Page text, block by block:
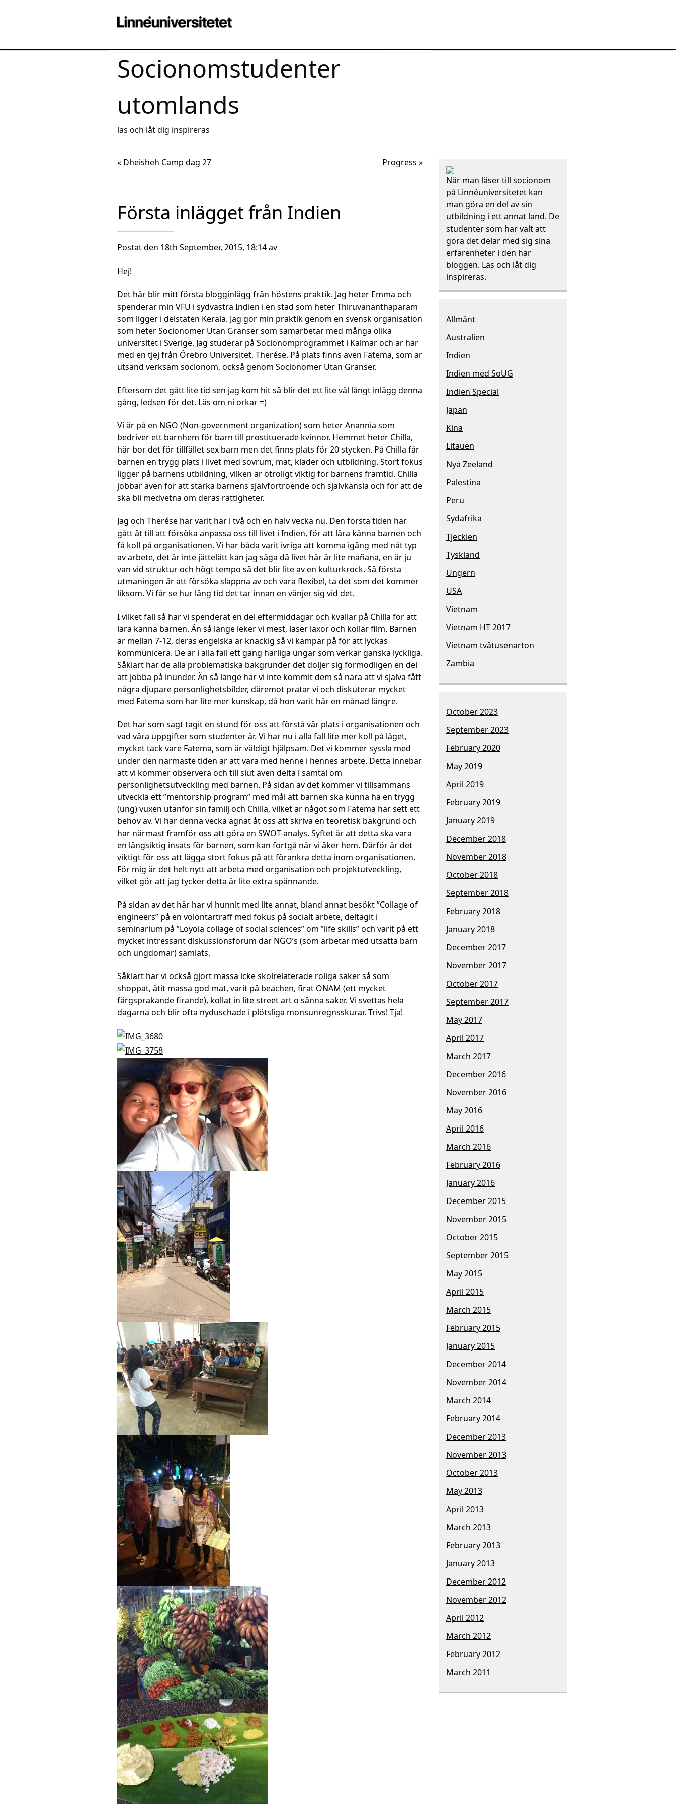
Socionomstudenter
utomlands
läs och låt dig inspireras
« Dheisheh Camp dag 27 Progress »
Första inlägget från Indien
Postat den 18th September, 2015, 18:14 av
Hej!
Det här blir mitt första blogginlägg från höstens praktik. Jag heter Emma och
spenderar min VFU i sydvästra Indien i en stad som heter Thiruvananthaparam
som ligger i delstaten Kerala. Jag gör min praktik genom en svensk organisation
som heter Socionomer Utan Gränser som samarbetar med många olika
universitet i Sverige. Jag studerar på Socionomprogrammet i Kalmar och är här
med en tjej från Örebro Universitet, Therése. På plats finns även Fatema, som är
utsänd verksam socionom, också genom Socionomer Utan Gränser.
Eftersom det gått lite tid sen jag kom hit så blir det ett lite väl långt inlägg denna
gång, ledsen för det. Läs om ni orkar =)
Vi är på en NGO (Non-government organization) som heter Anannia som
bedriver ett barnhem för barn till prostituerade kvinnor. Hemmet heter Chilla,
här bor det för tillfället sex barn men det finns plats för 20 stycken. På Chilla får
barnen en trygg plats i livet med sovrum, mat, kläder och utbildning. Stort fokus
ligger på barnens utbildning, vilken är otroligt viktig för barnens framtid. Chilla
jobbar även för att stärka barnens självförtroende och självkänsla och för att de
ska bli medvetna om deras rättigheter.
Jag och Therése har varit här i två och en halv vecka nu. Den första tiden har
gått åt till att försöka anpassa oss till livet i Indien, för att lära känna barnen och
få koll på organisationen. Vi har båda varit ivriga att komma igång med nåt typ
av arbete, det är inte jättelätt kan jag säga då livet här är lite mañana, en är ju
van vid struktur och högt tempo så det blir lite av en kulturkrock. Så första
utmaningen är att försöka slappna av och vara flexibel, ta det som det kommer
liksom. Vi får se hur lång tid det tar innan en vänjer sig vid det.
I vilket fall så har vi spenderat en del eftermiddagar och kvällar på Chilla för att
lära känna barnen. Än så länge leker vi mest, läser läxor och kollar film. Barnen
är mellan 7-12, deras engelska är knackig så vi kämpar på för att lyckas
kommunicera. De är i alla fall ett gäng härliga ungar som verkar ganska lyckliga.
Såklart har de alla problematiska bakgrunder det döljer sig förmodligen en del
att jobba på inunder. Än så länge har vi inte kommit dem så nära att vi själva fått
några djupare personlighetsbilder, däremot pratar vi och diskuterar mycket
med Fatema som har lite mer kunskap, då hon varit här en månad längre.
Det har som sagt tagit en stund för oss att förstå vår plats i organisationen och
vad våra uppgifter som studenter är. Vi har nu i alla fall lite mer koll på läget,
mycket tack vare Fatema, som är väldigt hjälpsam. Det vi kommer syssla med
under den närmaste tiden är att vara med henne i hennes arbete. Detta innebär
att vi kommer observera och till slut även delta i samtal om
personlighetsutveckling med barnen. På sidan av det kommer vi tillsammans
utveckla ett ”mentorship program” med mål att barnen ska kunna ha en trygg
(ung) vuxen utanför sin familj och Chilla, vilket är något som Fatema har sett ett
behov av. Vi har denna vecka ägnat åt oss att skriva en teoretisk bakgrund och
har närmast framför oss att göra en SWOT-analys. Syftet är att detta ska vara
en långsiktig insats för barnen, som kan fortgå när vi åker hem. Därför är det
viktigt för oss att lägga stort fokus på att förankra detta inom organisationen.
För mig är det helt nytt att arbeta med organisation och projektutveckling,
vilket gör att jag tycker detta är lite extra spännande.
På sidan av det här har vi hunnit med lite annat, bland annat besökt ”Collage of
engineers” på en volontärträff med fokus på socialt arbete, deltagit i
seminarium på ”Loyola collage of social sciences” om ”life skills” och varit på ett
mycket intressant diskussionsforum där NGO’s (som arbetar med utsatta barn
och ungdomar) samlats.
Såklart har vi också gjort massa icke skolrelaterade roliga saker så som
shoppat, ätit massa god mat, varit på beachen, firat ONAM (ett mycket
färgsprakande firande), kollat in lite street art o sånna saker. Vi svettas hela
dagarna och blir ofta nyduschade i plötsliga monsunregnsskurar. Trivs! Tja!
När man läser till socionom
på Linnéuniversitetet kan
man göra en del av sin
utbildning i ett annat land. De
studenter som har valt att
göra det delar med sig sina
erfarenheter i den här
bloggen. Läs och låt dig
inspireras.
Allmänt
Australien
Indien
Indien med SoUG
Indien Special
Japan
Kina
Litauen
Nya Zeeland
Palestina
Peru
Sydafrika
Tjeckien
Tyskland
Ungern
USA
Vietnam
Vietnam HT 2017
Vietnam tvåtusenarton
Zambia
October 2023
September 2023
February 2020
May 2019
April 2019
February 2019
January 2019
December 2018
November 2018
October 2018
September 2018
February 2018
January 2018
December 2017
November 2017
October 2017
September 2017
May 2017
April 2017
March 2017
December 2016
November 2016
May 2016
April 2016
March 2016
February 2016
January 2016
December 2015
November 2015
October 2015
September 2015
May 2015
April 2015
March 2015
February 2015
January 2015
December 2014
November 2014
March 2014
February 2014
December 2013
November 2013
October 2013
May 2013
April 2013
March 2013
February 2013
January 2013
December 2012
November 2012
April 2012
March 2012
February 2012
March 2011